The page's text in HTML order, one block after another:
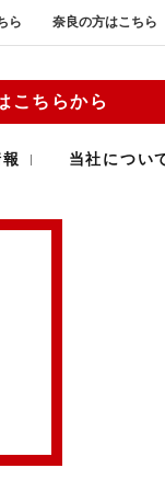
ら 奈良の方はこちら
こちらから
当社につい